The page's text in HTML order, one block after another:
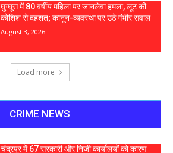
घुग्घूस में 80 वर्षीय महिला पर जानलेवा हमला, लूट की
कोशिश से दहशत; कानून-व्यवस्था पर उठे गंभीर सवाल
August 3, 2026
Load more
CRIME NEWS
चंद्रपुर में 67 सरकारी और निजी कार्यालयों को कारण